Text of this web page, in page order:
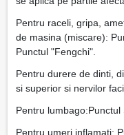
Pentru raceli, gripa,
de masina (miscare):
Punctul "Fengchi".
Pentru durere de dinti,
si superior si nervilor
Pentru
Pentru umeri inflamati: